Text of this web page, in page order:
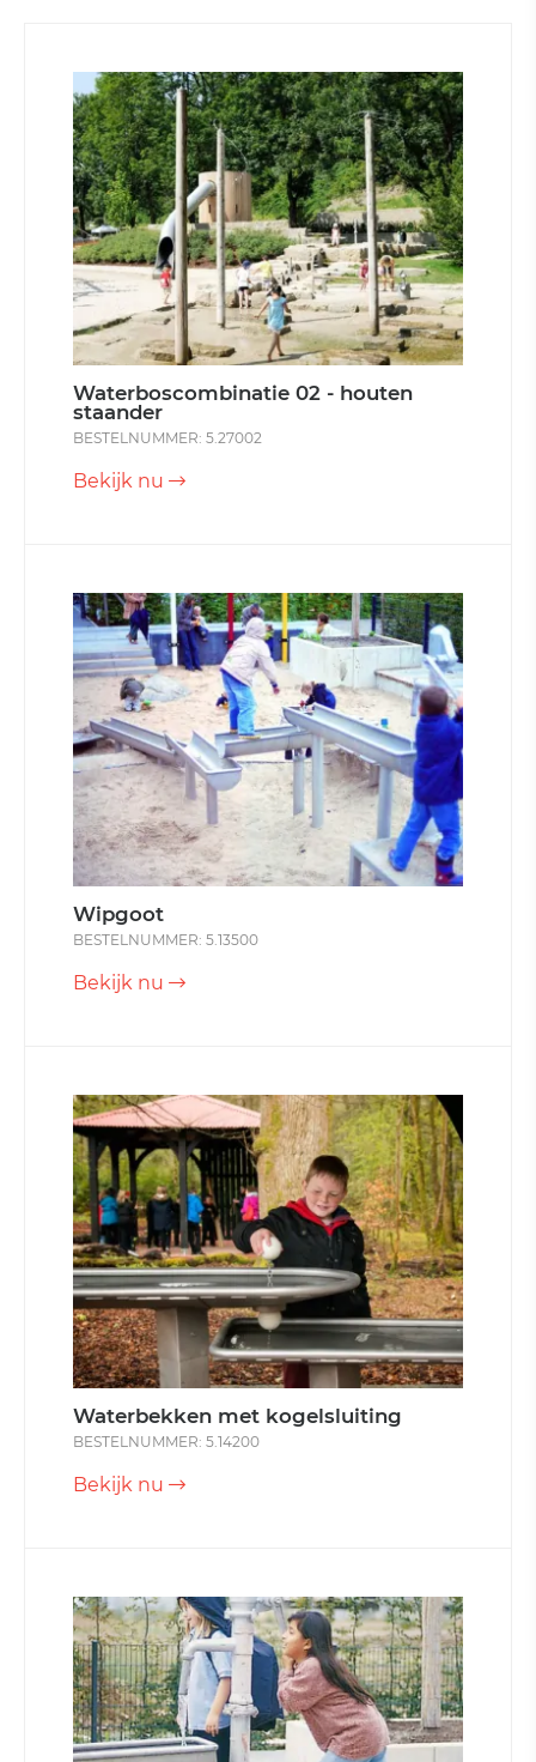
Waterboscombinatie 02 - houten
staander
BESTELNUMMER: 5.27002
Bekijk nu
Wipgoot
BESTELNUMMER: 5.13500
Bekijk nu
Waterbekken met kogelsluiting
BESTELNUMMER: 5.14200
Bekijk nu